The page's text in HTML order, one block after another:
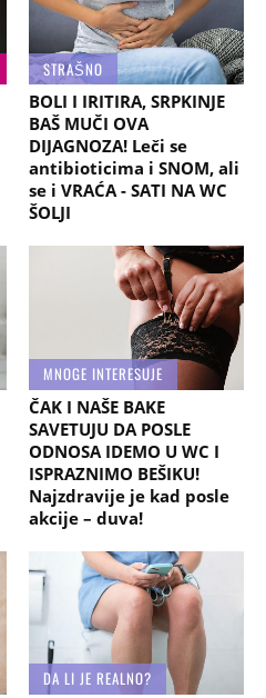
STRAŠNO
BOLI I IRITIRA, SRPKINJE
BAŠ MUČI OVA
DIJAGNOZA! Leči se
antibioticima i SNOM, ali
se i VRAĆA - SATI NA WC
ŠOLJI
MNOGE INTERESUJE
ČAK I NAŠE BAKE
SAVETUJU DA POSLE
ODNOSA IDEMO U WC I
ISPRAZNIMO BEŠIKU!
Najzdravije je kad posle
akcije – duva!
DA LI JE REALNO?